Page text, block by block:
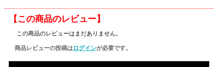
【この商品のレビュー】
この商品のレビューはまだありません。
商品レビューの投稿はログインが必要です。